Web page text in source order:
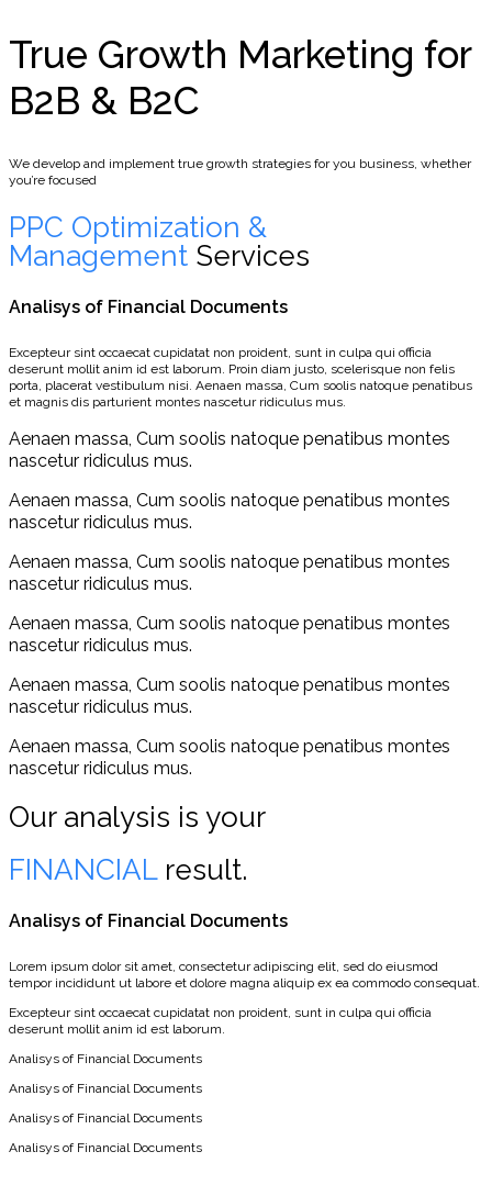
True Growth Marketing for
B2B & B2C
We develop and implement true growth strategies for you business, whether
you’re focused
PPC Optimization &
Management Services
Analisys of Financial Documents
Excepteur sint occaecat cupidatat non proident, sunt in culpa qui officia
deserunt mollit anim id est laborum. Proin diam justo, scelerisque non felis
porta, placerat vestibulum nisi. Aenaen massa, Cum soolis natoque penatibus
et magnis dis parturient montes nascetur ridiculus mus.
Aenaen massa, Cum soolis natoque penatibus montes
nascetur ridiculus mus.
Aenaen massa, Cum soolis natoque penatibus montes
nascetur ridiculus mus.
Aenaen massa, Cum soolis natoque penatibus montes
nascetur ridiculus mus.
Aenaen massa, Cum soolis natoque penatibus montes
nascetur ridiculus mus.
Aenaen massa, Cum soolis natoque penatibus montes
nascetur ridiculus mus.
Aenaen massa, Cum soolis natoque penatibus montes
nascetur ridiculus mus.
Our analysis is your
FINANCIALresult.
Analisys of Financial Documents
Lorem ipsum dolor sit amet, consectetur adipiscing elit, sed do eiusmod
tempor incididunt ut labore et dolore magna aliquip ex ea commodo consequat.
Excepteur sint occaecat cupidatat non proident, sunt in culpa qui officia
deserunt mollit anim id est laborum.
Analisys of Financial Documents
Analisys of Financial Documents
Analisys of Financial Documents
Analisys of Financial Documents